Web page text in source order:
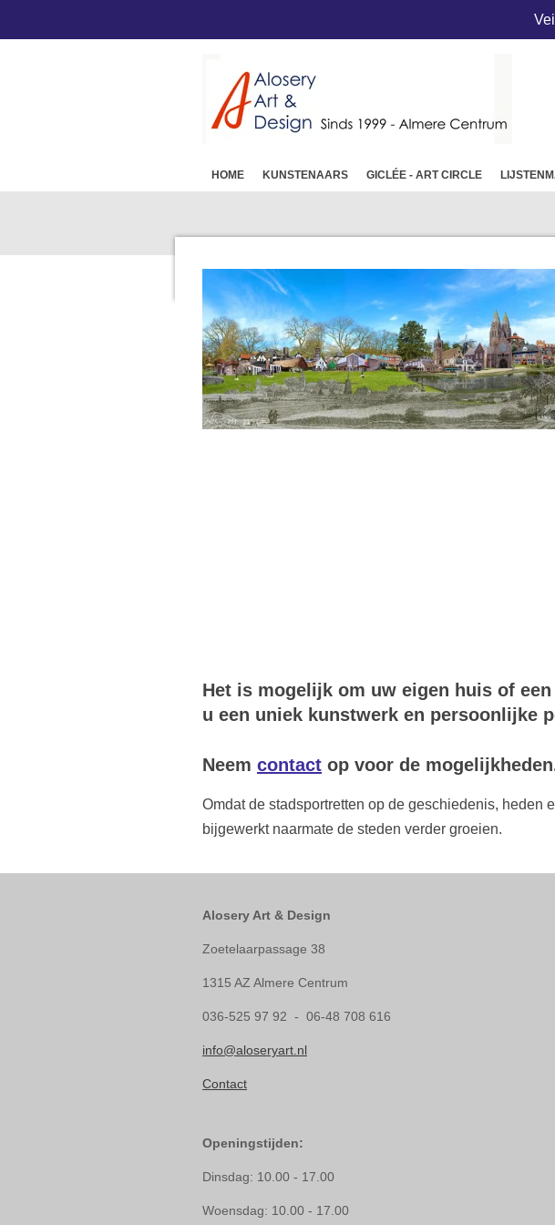
HOME KUNSTENAARS GICLÉE - ART CIRCLE
Het is mogelijk om uw eigen huis of
u een uniek kunstwerk en persoonlijke
Neem contact op voor de
Omdat de stadsportretten op de geschiedenis, heden
bijgewerkt naarmate de steden verder groeien.
Alosery Art & Design
Zoetelaarpassage 38
1315 AZ Almere Centrum
036-525 97 92 - 06-48 708 616
info@aloseryart.nl
Contact
Openingstijden:
Dinsdag: 10.00 - 17.00
Woensdag: 10.00 - 17.00